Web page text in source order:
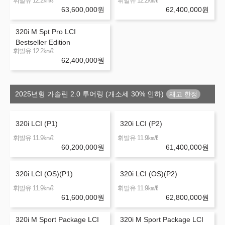
63,600,000원
62,400,000원
320i M Spt Pro LCI
Bestseller Edition
휘발유 12.2㎞/ℓ
62,400,000원
2025년형 가솔린 2.0 투어링 (개소세 30% 인하)
320i LCI (P1)
휘발유 11.9㎞/ℓ
60,200,000원
320i LCI (P2)
휘발유 11.9㎞/ℓ
61,400,000원
320i LCI (OS)(P1)
휘발유 11.9㎞/ℓ
61,600,000원
320i LCI (OS)(P2)
휘발유 11.9㎞/ℓ
62,800,000원
320i M Sport Package LCI
320i M Sport Package LCI